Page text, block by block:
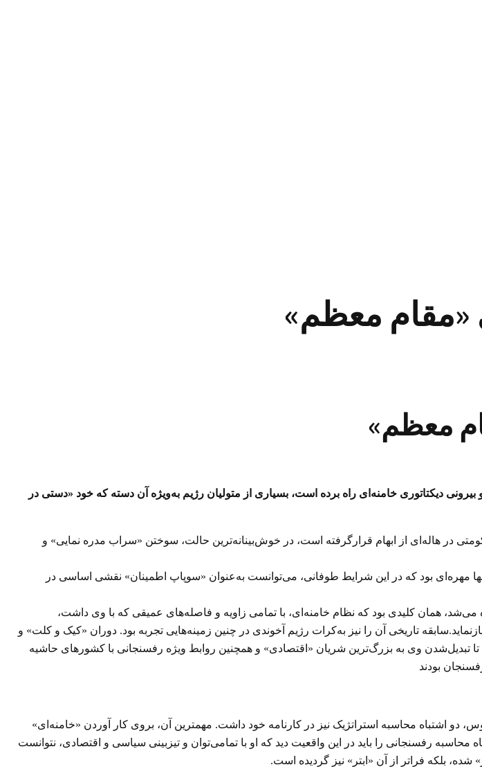
«مقام معظم»
معظم»
دیکتاتوری خامنه‌ای راه برده است، بسیاری از متولیان رژیم به‌ویژه آن دسته که خود «دستی در
در هاله‌ای از ابهام قرارگرفته است، در خوش‌بینانه‌ترین حالت، سوختن «سراب مدره نمایی» و
مهره‌ای بود که در این شرایط طوفانی، می‌توانست به‌عنوان «سوپاپ اطمینان» نقشی اساسی در
می‌شد، همان کلیدی بود که نظام خامنه‌ای، با تمامی زاویه و فاصله‌های عمیقی که با وی داشت،
تاریخی آن را نیز به‌کرات رژیم آخوندی در چنین زمینه‌هایی تجربه بود. دوران «کیک و کلت» و
وی به بزرگ‌ترین شریان «اقتصادی» و همچنین روابط ویژه رفسنجانی با کشورهای حاشیه
بودند
اشتباه محاسبه استراتژیک نیز در کارنامه خود داشت. مهمترین آن، بروی کار آوردن «خامنه‌ای»
رفسنجانی را باید در این واقعیت دید که او با تمامی‌توان و تیزبینی سیاسی و اقتصادی، نتوانست
بلکه فراتر از آن «ابتر» نیز گردیده است.